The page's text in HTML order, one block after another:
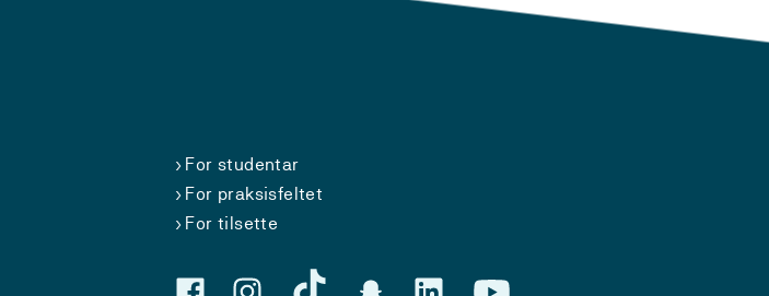
For studentar
For praksisfeltet
For tilsette